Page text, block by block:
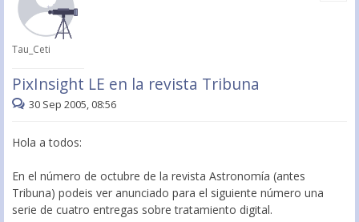
Tau_Ceti
PixInsight LE en la revista Tribuna
30 Sep 2005, 08:56
Hola a todos:
En el número de octubre de la revista Astronomía (antes
Tribuna) podeis ver anunciado para el siguiente número una
serie de cuatro entregas sobre tratamiento digital.